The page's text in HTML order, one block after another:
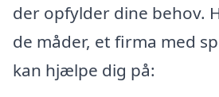
der opfylder dine behov.
de måder, et firma med
kan hjælpe dig på: